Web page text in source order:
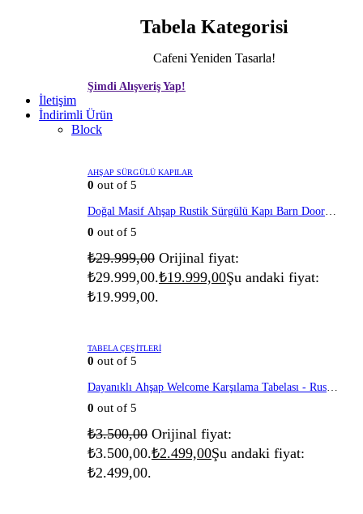
Tabela Kategorisi
Cafeni Yeniden Tasarla!
Şimdi Alışveriş Yap!
İletişim
İndirimli Ürün
Block
AHŞAP SÜRGÜLÜ KAPILAR
0 out of 5
Doğal Masif Ahşap Rustik Sürgülü Kapı Barn Door
0 out of 5
₺29.999,00 Orijinal fiyat:
₺29.999,00.₺19.999,00Şu andaki fiyat:
₺19.999,00.
TABELA ÇEŞITLERI
0 out of 5
Dayanıklı Ahşap Welcome Karşılama Tabelası - Rustik
0 out of 5
₺3.500,00 Orijinal fiyat:
₺3.500,00.₺2.499,00Şu andaki fiyat:
₺2.499,00.